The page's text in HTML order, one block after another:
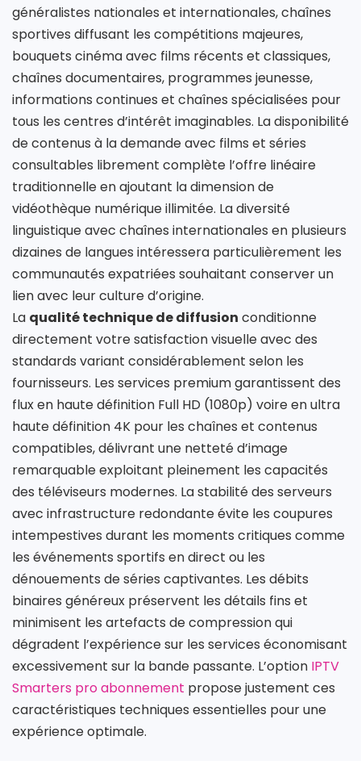
généralistes nationales et internationales, chaînes
sportives diffusant les compétitions majeures,
bouquets cinéma avec films récents et classiques,
chaînes documentaires, programmes jeunesse,
informations continues et chaînes spécialisées pour
tous les centres d’intérêt imaginables. La disponibilité
de contenus à la demande avec films et séries
consultables librement complète l’offre linéaire
traditionnelle en ajoutant la dimension de
vidéothèque numérique illimitée. La diversité
linguistique avec chaînes internationales en plusieurs
dizaines de langues intéressera particulièrement les
communautés expatriées souhaitant conserver un
lien avec leur culture d’origine.
La qualité technique de diffusion conditionne
directement votre satisfaction visuelle avec des
standards variant considérablement selon les
fournisseurs. Les services premium garantissent des
flux en haute définition Full HD (1080p) voire en ultra
haute définition 4K pour les chaînes et contenus
compatibles, délivrant une netteté d’image
remarquable exploitant pleinement les capacités
des téléviseurs modernes. La stabilité des serveurs
avec infrastructure redondante évite les coupures
intempestives durant les moments critiques comme
les événements sportifs en direct ou les
dénouements de séries captivantes. Les débits
binaires généreux préservent les détails fins et
minimisent les artefacts de compression qui
dégradent l’expérience sur les services économisant
excessivement sur la bande passante. L’option IPTV
Smarters pro abonnement propose justement ces
caractéristiques techniques essentielles pour une
expérience optimale.